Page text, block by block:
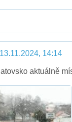
14:14
aktuálně